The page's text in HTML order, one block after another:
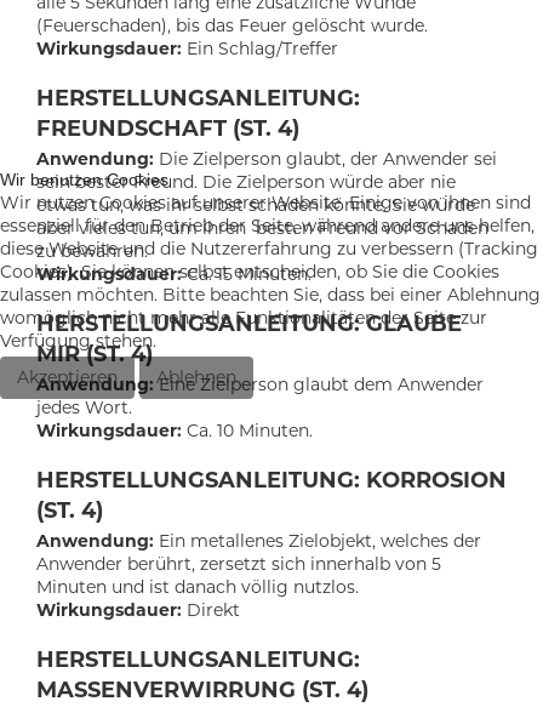
(Feuerschaden), bis das Feuer gelöscht wurde.
Wirkungsdauer: Ein Schlag/Treffer
HERSTELLUNGSANLEITUNG:
FREUNDSCHAFT (ST. 4)
Anwendung: Die Zielperson glaubt, der Anwender sei
sein bester Freund. Die Zielperson würde aber nie
etwas tun, was ihr selbst schaden könnte. Sie würde
aber vieles tun, um ihren besten Freund vor Schaden
zu bewahren.
Wirkungsdauer:Ca. 15 Minuten.
HERSTELLUNGSANLEITUNG: GLAUBE
MIR (ST. 4)
Anwendung:Eine Zielperson glaubt dem Anwender
jedes Wort.
Wirkungsdauer: Ca. 10 Minuten.
HERSTELLUNGSANLEITUNG: KORROSION
(ST. 4)
Anwendung: Ein metallenes Zielobjekt, welches der
Anwender berührt, zersetzt sich innerhalb von 5
Minuten und ist danach völlig nutzlos.
Wirkungsdauer: Direkt
HERSTELLUNGSANLEITUNG:
MASSENVERWIRRUNG (ST. 4)
Wir benutzen Cookies
Wir nutzen Cookies auf unserer Website. Einige von ihnen sind
essenziell für den Betrieb der Seite, während andere uns helfen,
diese Website und die Nutzererfahrung zu verbessern (Tracking
Cookies). Sie können selbst entscheiden, ob Sie die Cookies
zulassen möchten. Bitte beachten Sie, dass bei einer Ablehnung
womöglich nicht mehr alle Funktionalitäten der Seite zur
Verfügung stehen.
Akzeptieren
Ablehnen